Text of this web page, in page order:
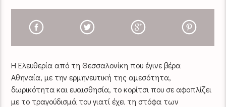
Η Ελευθερία από τη Θεσσαλονίκη που έγινε βέρα
Αθηναία, με την ερμηνευτική της αμεσότητα,
δωρικότητα και ευαισθησία, το κορίτσι που σε αφοπλίζει
με το τραγούδισμά του γιατί έχει τη στόφα των